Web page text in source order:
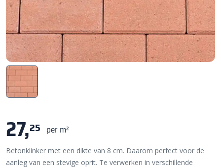
27,25 per m²
Betonklinker met een dikte van 8 cm. Daarom perfect voor de
aanleg van een stevige oprit. Te verwerken in verschillende